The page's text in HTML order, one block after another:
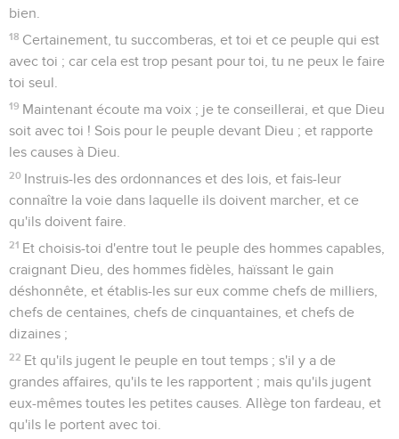
bien.
18 Certainement, tu succomberas, et toi et ce peuple qui est
avec toi ; car cela est trop pesant pour toi, tu ne peux le faire
toi seul.
19 Maintenant écoute ma voix ; je te conseillerai, et que Dieu
soit avec toi ! Sois pour le peuple devant Dieu ; et rapporte
les causes à Dieu.
20 Instruis-les des ordonnances et des lois, et fais-leur
connaître la voie dans laquelle ils doivent marcher, et ce
qu'ils doivent faire.
21 Et choisis-toi d'entre tout le peuple des hommes capables,
craignant Dieu, des hommes fidèles, haïssant le gain
déshonnête, et établis-les sur eux comme chefs de milliers,
chefs de centaines, chefs de cinquantaines, et chefs de
dizaines ;
22 Et qu'ils jugent le peuple en tout temps ; s'il y a de
grandes affaires, qu'ils te les rapportent ; mais qu'ils jugent
eux-mêmes toutes les petites causes. Allège ton fardeau, et
qu'ils le portent avec toi.